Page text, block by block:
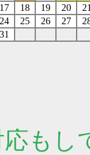
17 18 19 20
24 25 26 27
31
もし